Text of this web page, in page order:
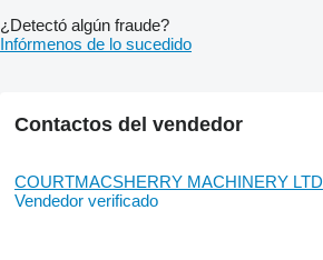
¿Detectó algún fraude?
Infórmenos de lo sucedido
Contactos del vendedor
COURTMACSHERRY MACHINERY LTD
Vendedor verificado